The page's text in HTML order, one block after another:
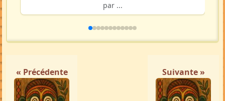
par ...
« Précédente Suivante »